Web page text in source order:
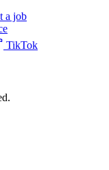
a job
TikTok